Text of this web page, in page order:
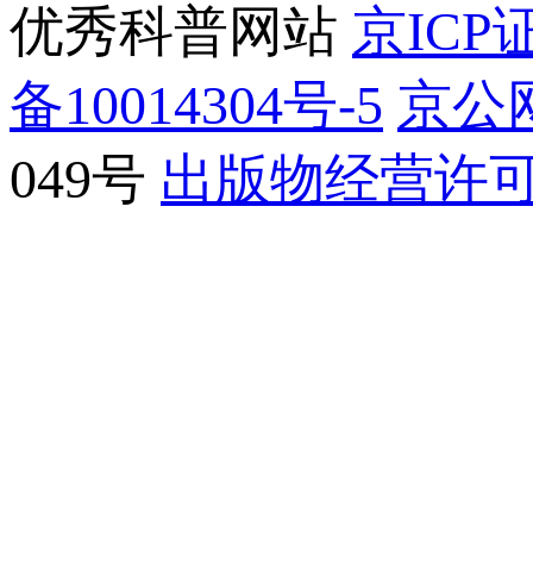
优秀科普网站 京ICP
备10014304号-5 京公
049号 出版物经营许